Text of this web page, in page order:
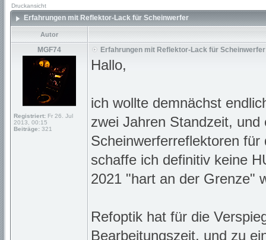
Druckansicht
Erfahrungen mit Reflektor-Lack für Scheinwerfer
Autor
MGF74
Registriert: Fr 26. Jul
2013, 00:15
Beiträge: 321
Erfahrungen mit Reflektor-Lack für Scheinwerfer
Hallo,
ich wollte demnächst
zwei Jahren Standzeit,
Scheinwerferreflektoren
schaffe ich definitiv keine
2021 "hart an der Grenze"
Refoptik hat für die
Bearbeitungszeit, und zu